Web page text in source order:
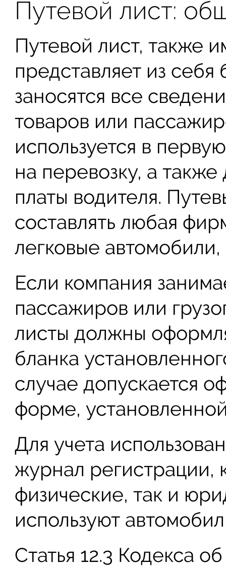
Путевой лист:
Путевой лист, также
представляет из себя
заносятся все
товаров или
используется в
на перевозку, а
платы водителя.
составлять любая
легковые автомобили,
Если компания
пассажиров или
листы должны
бланка
случае допускается
форме,
Для учета
журнал регистрации,
физические, так и
используют
Статья 12.3 Кодекса